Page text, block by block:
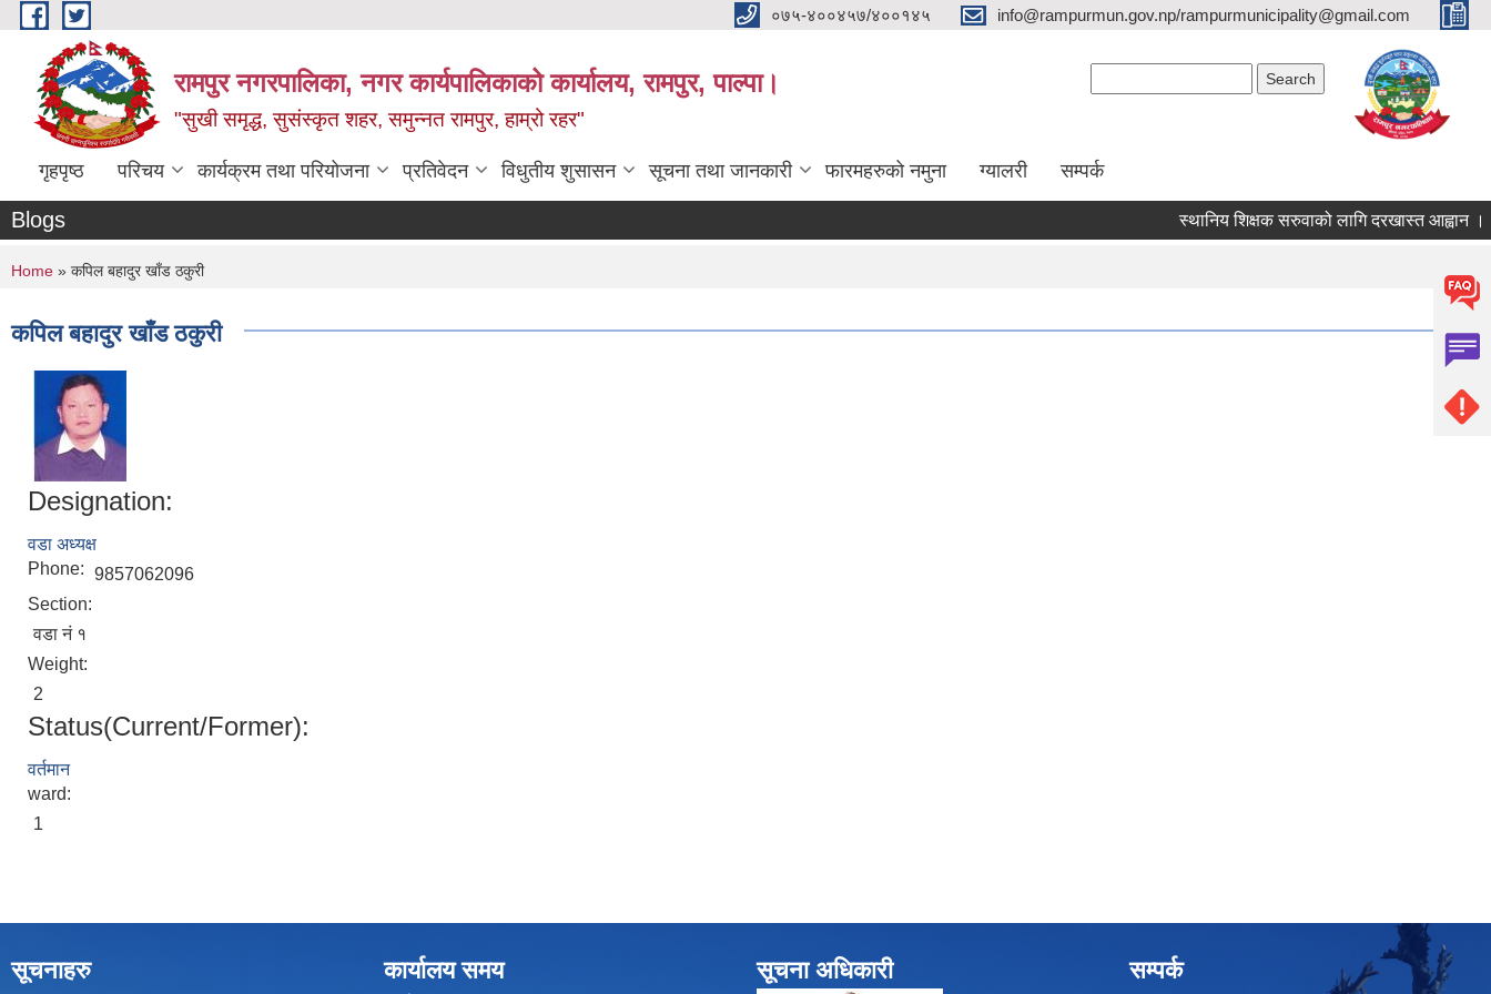
Skip to main content ०७५-४००४५७/४००१४५ info@rampurmun.gov.np/rampurmunicipality@gmail.com
रामपुर नगरपालिका, नगर कार्यपालिकाको कार्यालय, रामपुर, पाल्पा।
"सुखी समृद्ध, सुसंस्कृत शहर, समुन्नत रामपुर, हाम्रो रहर"
गृहपृष्ठ परिचय कार्यक्रम तथा परियोजना प्रतिवेदन विधुतीय शुसासन सूचना तथा जानकारी फारमहरुको नमुना ग्यालरी सम्पर्क
Blogs स्थानिय शिक्षक सरुवाको लागि दरखास्त आह्वान ।
You are here
Home » कपिल बहादुर खाँड ठकुरी
कपिल बहादुर खाँड ठकुरी
Designation:
वडा अध्यक्ष
Phone: 9857062096
Section:
वडा नं १
Weight:
2
Status(Current/Former):
वर्तमान
ward:
1
सूचनाहरु कार्यालय समय सूचना अधिकारी सम्पर्क